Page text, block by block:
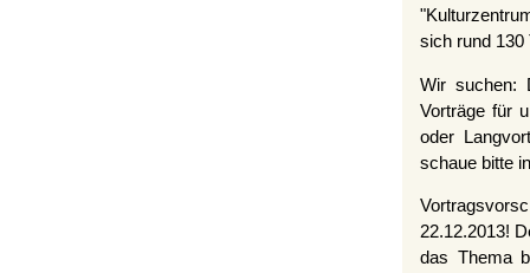
sich rund 130
Wir suchen:
Vorträge für
oder
schaue bitte
22.12.2013!
das Thema